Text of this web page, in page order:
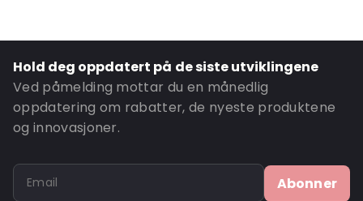
UN3373: Ja
Air Transport: Ja
Road Transport: Ja
Hold deg oppdatert på de siste utviklingene
Ved påmelding mottar du en månedlig
oppdatering om rabatter, de nyeste produktene
og innovasjoner.
Abonner